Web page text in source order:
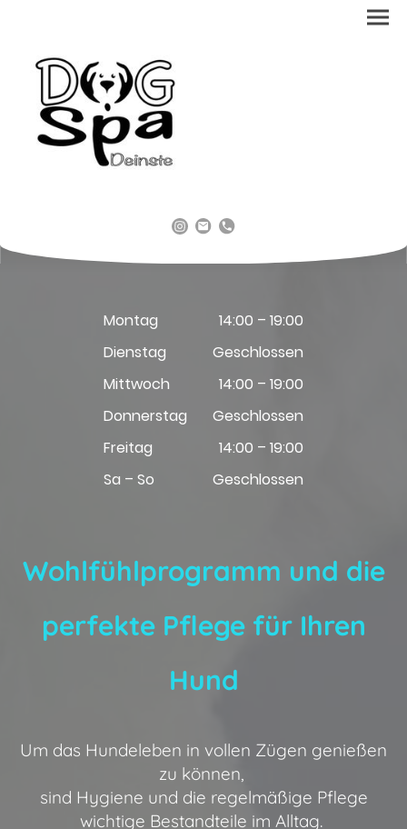
Montag
14:00 – 19:00
Dienstag
Geschlossen
Mittwoch
14:00 – 19:00
Donnerstag
Geschlossen
Freitag
14:00 – 19:00
Sa – So
Geschlossen
Wohlfühlprogramm und die
perfekte Pflege für Ihren
Hund
Um das Hundeleben in vollen Zügen genießen
zu können,
sind Hygiene und die regelmäßige Pflege
wichtige Bestandteile im Alltag.